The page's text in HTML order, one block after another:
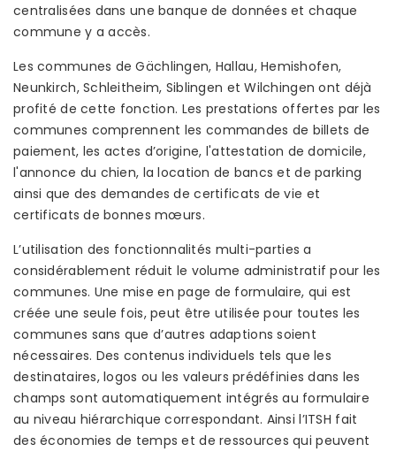
centralisées dans une banque de données et chaque
commune y a accès.
Les communes de Gächlingen, Hallau, Hemishofen,
Neunkirch, Schleitheim, Siblingen et Wilchingen ont déjà
profité de cette fonction. Les prestations offertes par les
communes comprennent les commandes de billets de
paiement, les actes d’origine, l'attestation de domicile,
l'annonce du chien, la location de bancs et de parking
ainsi que des demandes de certificats de vie et
certificats de bonnes mœurs.
L’utilisation des fonctionnalités multi-parties a
considérablement réduit le volume administratif pour les
communes. Une mise en page de formulaire, qui est
créée une seule fois, peut être utilisée pour toutes les
communes sans que d’autres adaptions soient
nécessaires. Des contenus individuels tels que les
destinataires, logos ou les valeurs prédéfinies dans les
champs sont automatiquement intégrés au formulaire
au niveau hiérarchique correspondant. Ainsi l’ITSH fait
des économies de temps et de ressources qui peuvent